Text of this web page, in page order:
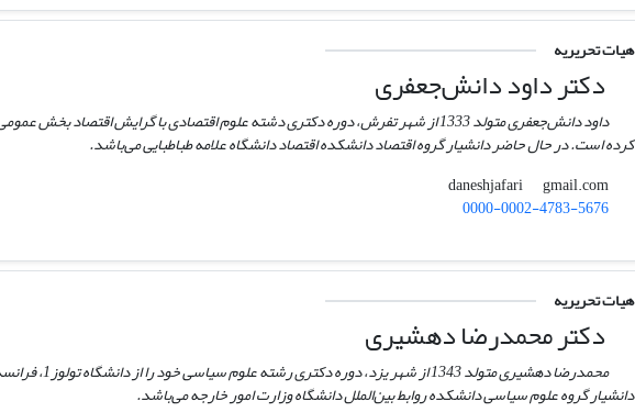
هیات تحریریه
دکتر داود دانش‌جعفری
کرده است. در حال حاضر دانشیار گروه اقتصاد دانشکده اقتصاد دانشگاه علامه طباطبایی می‌باشد.
daneshjafari
gmail.com
0000-0002-4783-5676
هیات تحریریه
دکتر محمد‌رضا دهشیری
دانشیار گروه علوم سیاسی دانشکده روابط بین‌الملل دانشگاه وزارت امور خارجه می‌باشد.